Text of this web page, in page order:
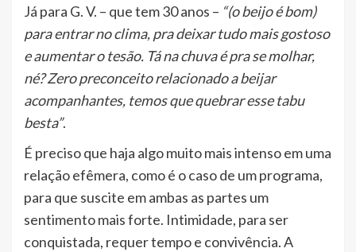
Já para G. V. – que tem 30 anos – “(o beijo é bom)
para entrar no clima, pra deixar tudo mais gostoso
e aumentar o tesão. Tá na chuva é pra se molhar,
né? Zero preconceito relacionado a beijar
acompanhantes, temos que quebrar esse tabu
besta”.
É preciso que haja algo muito mais intenso em uma
relação efêmera, como é o caso de um programa,
para que suscite em ambas as partes um
sentimento mais forte. Intimidade, para ser
conquistada, requer tempo e convivência. A